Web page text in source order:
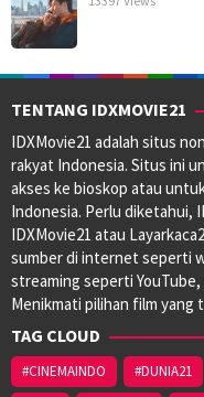
TENTANG IDXMOVIE21
IDXMovie21 adalah situs
rakyat Indonesia. Situs ini
akses ke bioskop atau
Indonesia. Perlu diketahui,
IDXMovie21 atau
sumber di internet seperti
streaming seperti YouTube,
Menikmati pilihan film yang
TAG CLOUD
#CINEMAINDO #DUNIA21